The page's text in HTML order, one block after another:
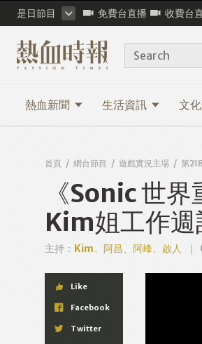
是日節目 免費台直播 收費台
熱血新聞 生活資訊 文
Search
首頁 網台節目 遊戲實況主場 第
《Sonic 世
Kim姐工作週
主持： Kim、阿昌、阿峰、啟人
Like
Facebook
Twitter